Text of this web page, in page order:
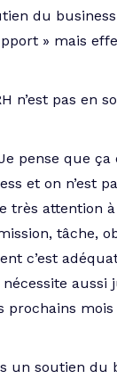
du
» mais
n’est pas en
pense que ça
et on n’est
très attention
tâche,
c’est
aussi
prochains
un soutien du